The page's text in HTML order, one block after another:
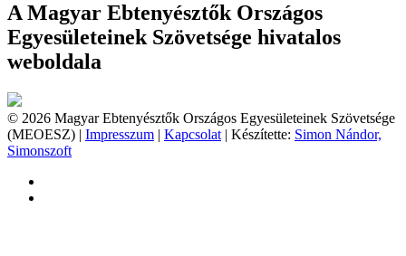
A Magyar Ebtenyésztők Országos
Egyesületeinek Szövetsége hivatalos
weboldala
© 2026 Magyar Ebtenyésztők Országos Egyesületeinek Szövetsége
(MEOESZ) | Impresszum | Kapcsolat | Készítette: Simon Nándor,
Simonszoft